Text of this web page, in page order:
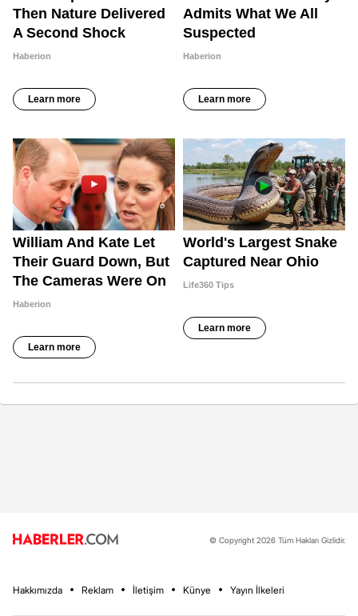
© Copyright 2026 Tüm Hakları Gizlidir.
Hakkımızda Reklam İletişim Künye Yayın İlkeleri